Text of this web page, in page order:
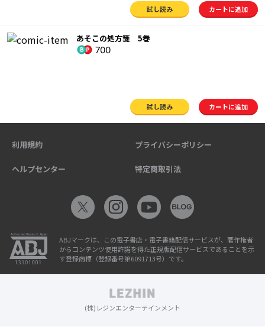
試し読み カートに追加
あそこの処方箋 5巻
700
試し読み カートに追加
利用規約 プライバシーポリシー
ヘルプセンター 特定商取引法
ABJマークは、この電子書店・電子書籍配信サービスが、著作権者
からコンテンツ使用許諾を得た正規版配信サービスであることを示
す登録商標（登録番号第6091713号）です。
(株)レジンエンターテインメント